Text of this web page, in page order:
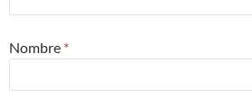
Nombre *